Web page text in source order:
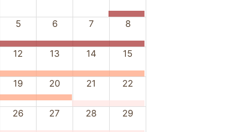
5 6 7 8
12 13 14 15
19 20 21 22
26 27 28 29